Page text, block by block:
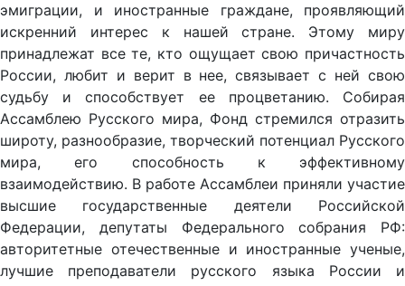
эмиграции, и иностранные граждане, проявляющий
искренний интерес к нашей стране. Этому миру
принадлежат все те, кто ощущает свою причастность
России, любит и верит в нее, связывает с ней свою
судьбу и способствует ее процветанию. Собирая
Ассамблею Русского мира, Фонд стремился отразить
широту, разнообразие, творческий потенциал Русского
мира, его способность к эффективному
взаимодействию. В работе Ассамблеи приняли участие
высшие государственные деятели Российской
Федерации, депутаты Федерального собрания РФ:
авторитетные отечественные и иностранные ученые,
лучшие преподаватели русского языка России и